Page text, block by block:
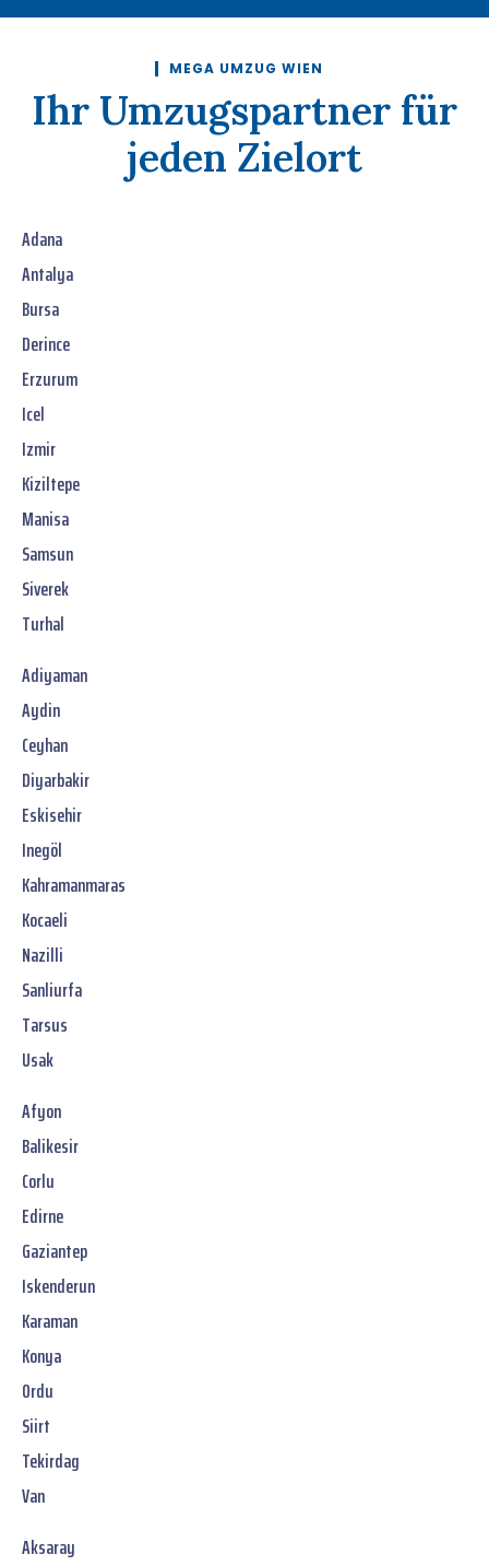
MEGA UMZUG WIEN
Ihr Umzugspartner für
jeden Zielort
Adana
Antalya
Bursa
Derince
Erzurum
Icel
Izmir
Kiziltepe
Manisa
Samsun
Siverek
Turhal
Adiyaman
Aydin
Ceyhan
Diyarbakir
Eskisehir
Inegöl
Kahramanmaras
Kocaeli
Nazilli
Sanliurfa
Tarsus
Usak
Afyon
Balikesir
Corlu
Edirne
Gaziantep
Iskenderun
Karaman
Konya
Ordu
Siirt
Tekirdag
Van
Aksaray